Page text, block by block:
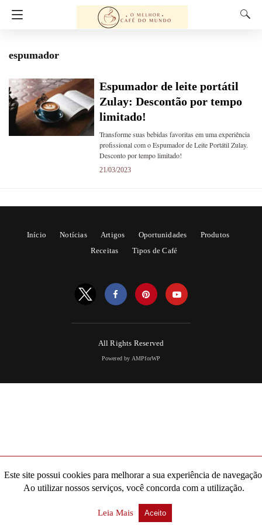
espumador
Espumador de leite portátil
Zulay: Descontão por tempo
limitado!
Transforme suas bebidas favoritas em uma experiência
profissional com o Espumador de Leite Portátil Zulay.
Desconto por tempo limitado!
21/03/2023
Início Notícias Artigos Oportunidades
Produtos
Receitas
Tipos de Café
All Rights Reserved
Powered by AMPforWP
Este site possui cookies para melhorar a sua experiência de
Ao utilizar nossos serviços, você concorda com a utilização.
Leia Mais Aceito